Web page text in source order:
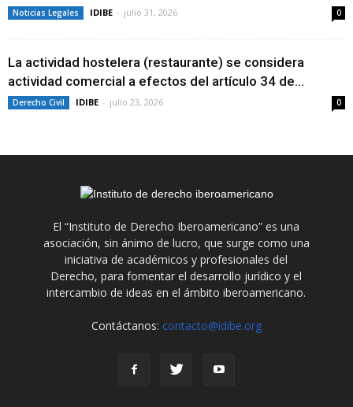
Noticias Legales IDIBE - julio 31, 2026 0
La actividad hostelera (restaurante) se considera
actividad comercial a efectos del artículo 34 de...
Derecho Civil IDIBE - julio 23, 2026 0
El “Instituto de Derecho Iberoamericano” es una
asociación, sin ánimo de lucro, que surge como una
iniciativa de académicos y profesionales del
Derecho, para fomentar el desarrollo jurídico y el
intercambio de ideas en el ámbito iberoamericano.
Contáctanos: contacto@idibe.org